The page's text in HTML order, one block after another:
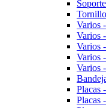
Varios
Varios
Varios
Varios
Varios
Placas
Placas